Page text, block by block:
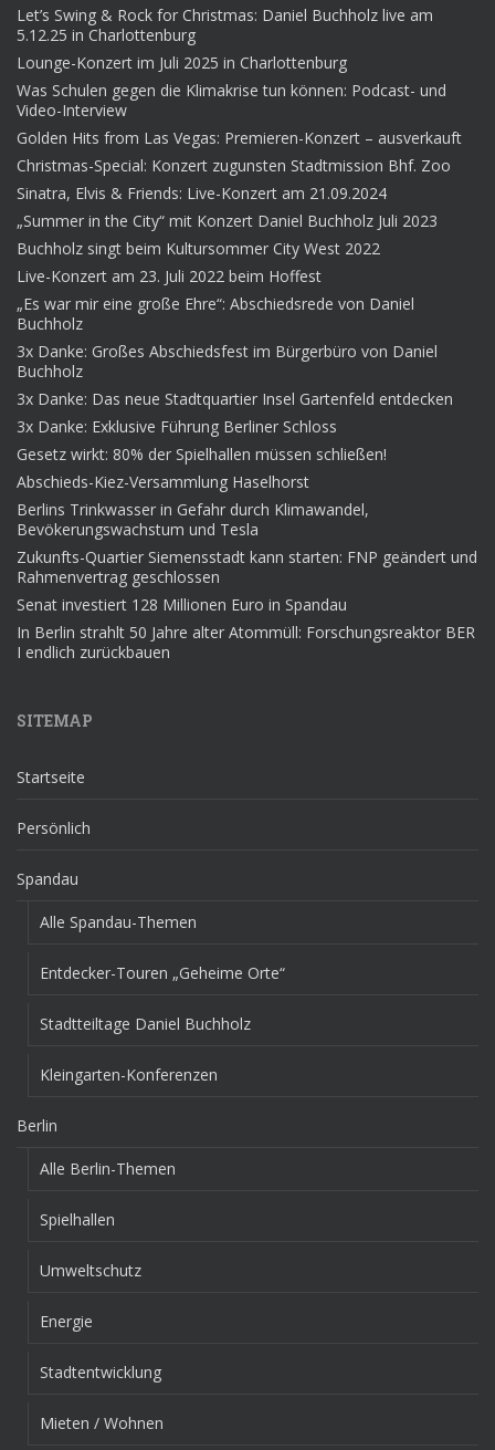
Let’s Swing & Rock for Christmas: Daniel Buchholz live am
5.12.25 in Charlottenburg
Lounge-Konzert im Juli 2025 in Charlottenburg
Was Schulen gegen die Klimakrise tun können: Podcast- und
Video-Interview
Golden Hits from Las Vegas: Premieren-Konzert – ausverkauft
Christmas-Special: Konzert zugunsten Stadtmission Bhf. Zoo
Sinatra, Elvis & Friends: Live-Konzert am 21.09.2024
„Summer in the City“ mit Konzert Daniel Buchholz Juli 2023
Buchholz singt beim Kultursommer City West 2022
Live-Konzert am 23. Juli 2022 beim Hoffest
„Es war mir eine große Ehre“: Abschiedsrede von Daniel
Buchholz
3x Danke: Großes Abschiedsfest im Bürgerbüro von Daniel
Buchholz
3x Danke: Das neue Stadtquartier Insel Gartenfeld entdecken
3x Danke: Exklusive Führung Berliner Schloss
Gesetz wirkt: 80% der Spielhallen müssen schließen!
Abschieds-Kiez-Versammlung Haselhorst
Berlins Trinkwasser in Gefahr durch Klimawandel,
Bevökerungswachstum und Tesla
Zukunfts-Quartier Siemensstadt kann starten: FNP geändert und
Rahmenvertrag geschlossen
Senat investiert 128 Millionen Euro in Spandau
In Berlin strahlt 50 Jahre alter Atommüll: Forschungsreaktor BER
I endlich zurückbauen
SITEMAP
Startseite
Persönlich
Spandau
Alle Spandau-Themen
Entdecker-Touren „Geheime Orte“
Stadtteiltage Daniel Buchholz
Kleingarten-Konferenzen
Berlin
Alle Berlin-Themen
Spielhallen
Umweltschutz
Energie
Stadtentwicklung
Mieten / Wohnen